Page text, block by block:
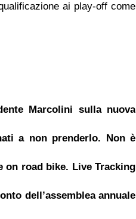
ai play-off come
Marcolini sulla nuova
a non prenderlo. Non è
on road bike. Live Tracking
dell’assemblea annuale